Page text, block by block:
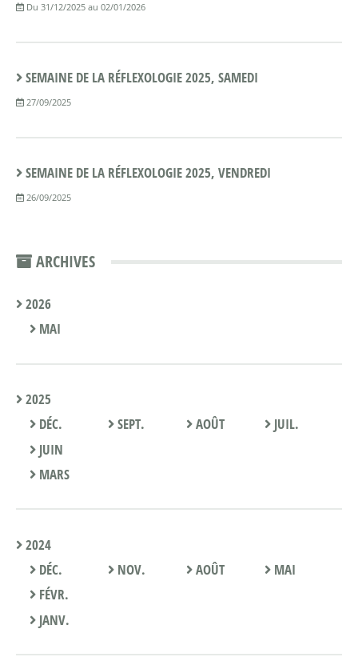
Du 31/12/2025 au 02/01/2026
SEMAINE DE LA RÉFLEXOLOGIE 2025, SAMEDI
27/09/2025
SEMAINE DE LA RÉFLEXOLOGIE 2025, VENDREDI
26/09/2025
ARCHIVES
2026
MAI
2025
DÉC.
SEPT. AOÛT
JUIL.
JUIN
MARS
2024
DÉC.
NOV. AOÛT
MAI
FÉVR.
JANV.